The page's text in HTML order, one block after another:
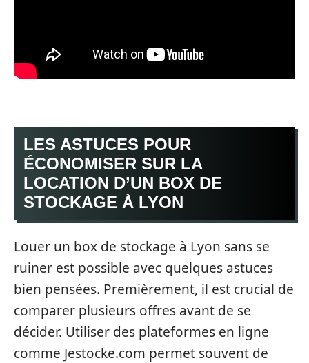
LES ASTUCES POUR
ÉCONOMISER SUR LA
LOCATION D’UN BOX DE
STOCKAGE À LYON
Louer un box de stockage à Lyon sans se
ruiner est possible avec quelques astuces
bien pensées. Premièrement, il est crucial de
comparer plusieurs offres avant de se
décider. Utiliser des plateformes en ligne
comme Jestocke.com permet souvent de